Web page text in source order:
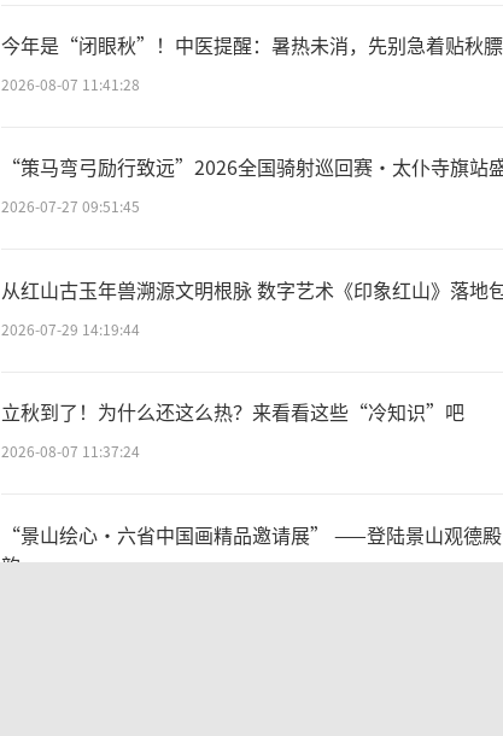
大量珍贵文物缺少
这种现状，需要文博领
板。比如，“开门办馆”
及、深化，文物管理运营
的体制机制亟待改革创
育、传播推广方面的人才
新技术手段应该得到更广
今年是“闭眼秋”！中医提醒：暑热未消，先别急着贴秋膘
2026-08-07 11:41:28
“策马弯弓励行致远”2026全国骑射巡回赛·太仆寺旗站
2026-07-27 09:51:45
从红山古玉年兽溯源文明根脉 数字艺术《印象红山》落地
2026-07-29 14:19:44
立秋到了！为什么还这么热？来看看这些“冷知识”吧
2026-08-07 11:37:24
“景山绘心・六省中国画精品邀请展” ——登陆景山观德
韵